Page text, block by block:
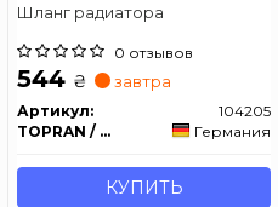
Шланг радиатора
0 отзывов
544 ₴ завтра
Артикул:
104205
TOPRAN / HANS PRIES
Германия
КУПИТЬ